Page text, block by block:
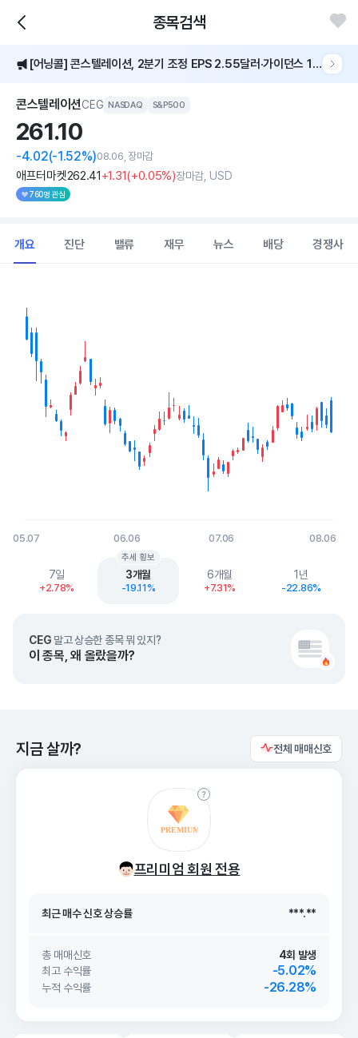
종목검색
주가가 5% 이상 급등했어요
[어닝콜] 콘스텔레이션, 2분기 조정 EPS 2.55달러·가이던스 12.5달러 상향
2분기 조정 EPS 2.55달러..전년비 33% 증가
주가가 5% 이상 급등했어요
콘스텔레이션CEG NASDAQ S&P500
261.10
-4.02(-1.52%)08.06, 장마감
애프터마켓262.41+1.31(+0.05%)장마감, USD
760명 관심
개요 진단 밸류 재무 뉴스 배당 경쟁사
View as data table, Chart
The chart has 1 X axis displaying Time. Data ranges from
The chart has 1 Y axis displaying values. Data ranges from
05.07 06.06 07.06 08.06
End of interactive chart.
7일
+2.78%
3개월
-19.11%
추세 횡보
6개월
+7.31%
1년
-22.86%
CEG 말고 상승한 종목 뭐 있지?
이 종목, 왜 올랐을까?
지금 살까? 전체 매매신호
프리미엄 회원 전용
26. 08/07
최근 매수 신호 상승률 ***.**
최근 매수 신호 ***.**
총 매매신호
4회 발생
최고 수익률
-5.02%
누적 수익률 -26.28%